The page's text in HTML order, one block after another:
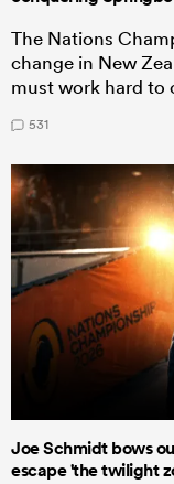
The Nations
change in New
must work hard to
531
Joe Schmidt bows
escape 'the twilight